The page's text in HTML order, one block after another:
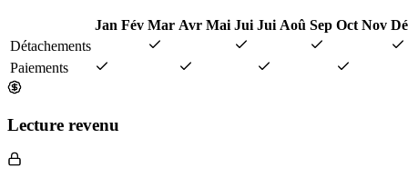
Jan Fév Mar Avr Mai Jui Jui Aoû Sep Oct Nov
Détachements
Paiements
Lecture revenu